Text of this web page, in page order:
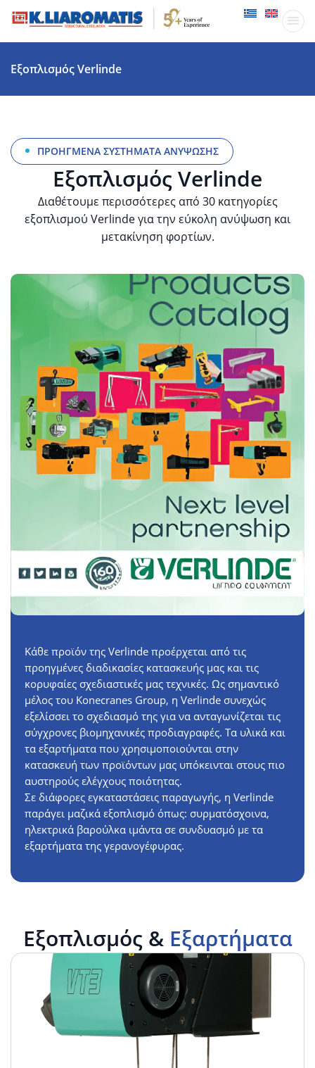
Εξοπλισμός Verlinde
ΠΡΟΗΓΜΕΝΑ ΣΥΣΤΗΜΑΤΑ ΑΝΥΨΩΣΗΣ
Εξοπλισμός Verlinde
Διαθέτουμε περισσότερες από 30 κατηγορίες
εξοπλισμού Verlinde για την εύκολη ανύψωση και
μετακίνηση φορτίων.
Κάθε προϊόν της Verlinde προέρχεται από τις
προηγμένες διαδικασίες κατασκευής μας και τις
κορυφαίες σχεδιαστικές μας τεχνικές. Ως σημαντικό
μέλος του Konecranes Group, η Verlinde συνεχώς
εξελίσσει το σχεδιασμό της για να ανταγωνίζεται τις
σύγχρονες βιομηχανικές προδιαγραφές. Τα υλικά και
τα εξαρτήματα που χρησιμοποιούνται στην
κατασκευή των προϊόντων μας υπόκεινται στους πιο
αυστηρούς ελέγχους ποιότητας.
Σε διάφορες εγκαταστάσεις παραγωγής, η Verlinde
παράγει μαζικά εξοπλισμό όπως: συρματόσχοινα,
ηλεκτρικά βαρούλκα ιμάντα σε συνδυασμό με τα
εξαρτήματα της γερανογέφυρας.
Εξοπλισμός & Εξαρτήματα
Βαρούλκο
συρματόσχοινου